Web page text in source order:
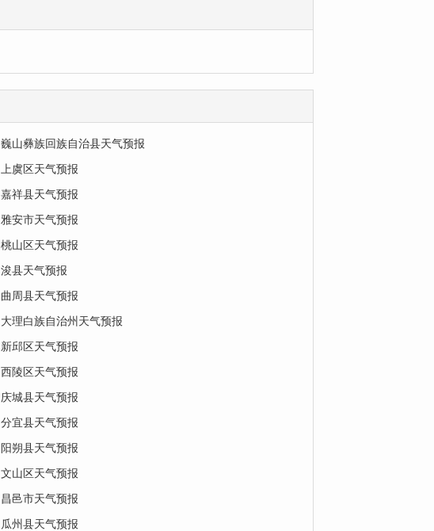
巍山彝族回族自治县天气预报
上虞区天气预报
嘉祥县天气预报
雅安市天气预报
桃山区天气预报
浚县天气预报
曲周县天气预报
大理白族自治州天气预报
新邱区天气预报
西陵区天气预报
庆城县天气预报
分宜县天气预报
阳朔县天气预报
文山区天气预报
昌邑市天气预报
瓜州县天气预报